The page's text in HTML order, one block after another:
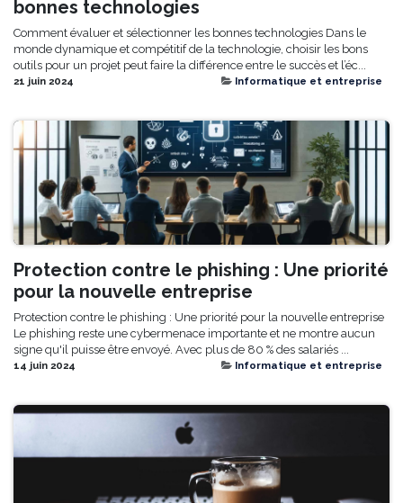
bonnes technologies
Comment évaluer et sélectionner les bonnes technologies Dans le
monde dynamique et compétitif de la technologie, choisir les bons
outils pour un projet peut faire la différence entre le succès et l’éc...
21 juin 2024 Informatique et entreprise
Protection contre le phishing : Une priorité
pour la nouvelle entreprise
Protection contre le phishing : Une priorité pour la nouvelle entreprise
Le phishing reste une cybermenace importante et ne montre aucun
signe qu'il puisse être envoyé. Avec plus de 80 % des salariés ...
14 juin 2024 Informatique et entreprise